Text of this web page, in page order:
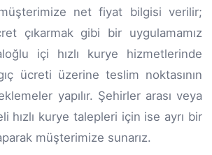
müşterimize net fiyat bilgisi verilir;
çıkarmak gibi bir uygulamamız
içi hızlı kurye hizmetlerinde
ücreti üzerine teslim noktasının
yapılır. Şehirler arası veya
hızlı kurye talepleri için ise ayrı bir
müşterimize sunarız.